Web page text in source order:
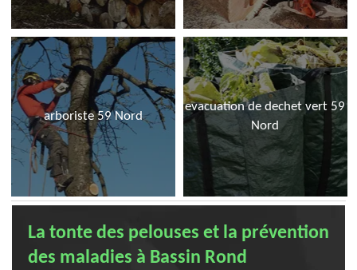
arboriste 59 Nord
evacuation de dechet vert 59
Nord
La tonte des pelouses et la prévention
des maladies à Bassin Rond